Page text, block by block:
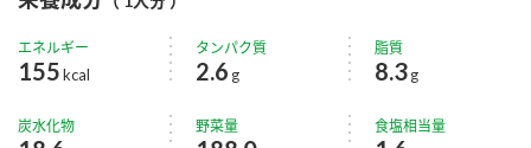
エネルギー
155kcal
タンパク質
2.6 g
脂質
8.3 g
炭水化物 野菜量 食塩相当量